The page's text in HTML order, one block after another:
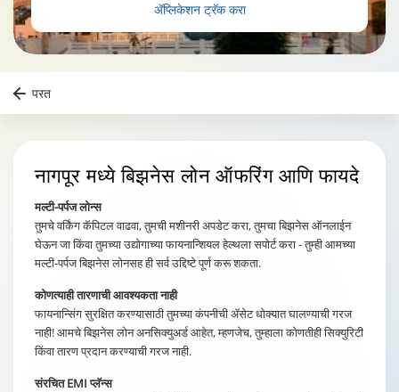
ॲप्लिकेशन ट्रॅक करा
परत
नागपूर मध्ये बिझनेस लोन ऑफरिंग आणि फायदे
मल्टी-पर्पज लोन्स
तुमचे वर्किंग कॅपिटल वाढवा, तुमची मशीनरी अपडेट करा, तुमचा बिझनेस ऑनलाईन
घेऊन जा किंवा तुमच्या उद्योगाच्या फायनान्शियल हेल्थला सपोर्ट करा - तुम्ही आमच्या
मल्टी-पर्पज बिझनेस लोनसह ही सर्व उद्दिष्टे पूर्ण करू शकता.
कोणत्याही तारणाची आवश्यकता नाही
फायनान्सिंग सुरक्षित करण्यासाठी तुमच्या कंपनीची ॲसेट धोक्यात घालण्याची गरज
नाही! आमचे बिझनेस लोन अनसिक्युअर्ड आहेत, म्हणजेच, तुम्हाला कोणतीही सिक्युरिटी
किंवा तारण प्रदान करण्याची गरज नाही.
संरचित EMI प्लॅन्स